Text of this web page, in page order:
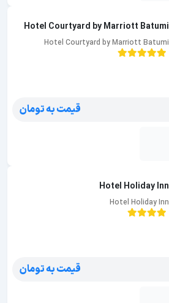
Hotel Courtyard by Marriott Batumi
Hotel Courtyard by Marriott Batumi
قیمت به تومان
Hotel Holiday Inn
Hotel Holiday Inn
قیمت به تومان